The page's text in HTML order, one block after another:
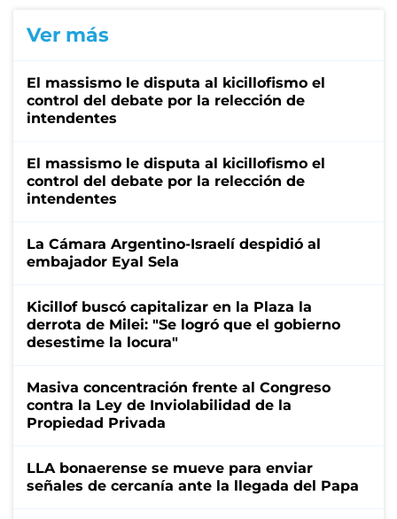
Ver más
El massismo le disputa al kicillofismo el
control del debate por la relección de
intendentes
El massismo le disputa al kicillofismo el
control del debate por la relección de
intendentes
La Cámara Argentino-Israelí despidió al
embajador Eyal Sela
Kicillof buscó capitalizar en la Plaza la
derrota de Milei: "Se logró que el gobierno
desestime la locura"
Masiva concentración frente al Congreso
contra la Ley de Inviolabilidad de la
Propiedad Privada
LLA bonaerense se mueve para enviar
señales de cercanía ante la llegada del Papa